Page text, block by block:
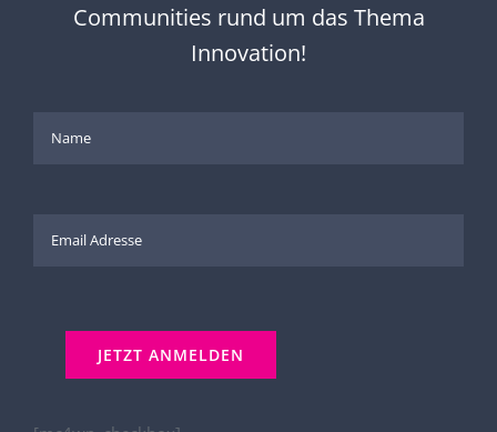
Communities rund um das Thema
Innovation!